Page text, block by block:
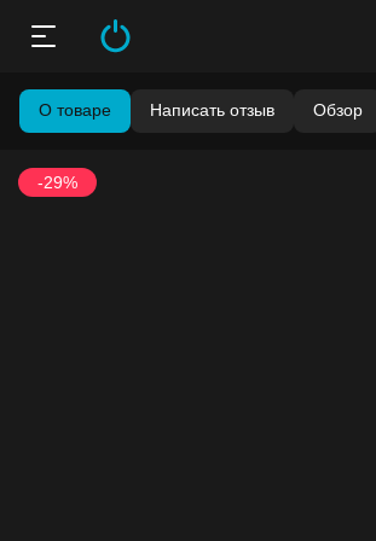
О товаре Написать отзыв Обзор
-29%